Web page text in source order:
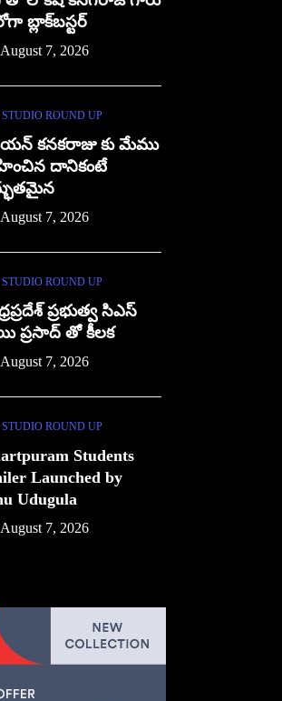
బ్లాక్‌బస్టర్
August 7, 2026
STUDIO ROUND UP
కనకరాజు కు మేము
దానికంటే
August 7, 2026
STUDIO ROUND UP
ప్రభుత్వ సిఎస్
ప్రసాద్ తో కీలక
August 7, 2026
STUDIO ROUND UP
Students
Launched by
Udugula
August 7, 2026